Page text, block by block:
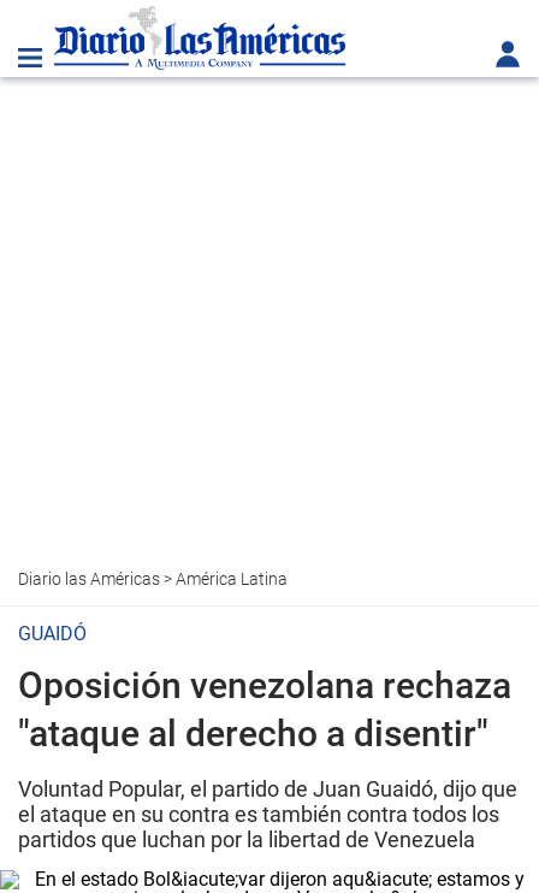
Diario las Américas>América Latina
GUAIDÓ
Oposición venezolana rechaza
"ataque al derecho a disentir"
Voluntad Popular, el partido de Juan Guaidó, dijo que
el ataque en su contra es también contra todos los
partidos que luchan por la libertad de Venezuela